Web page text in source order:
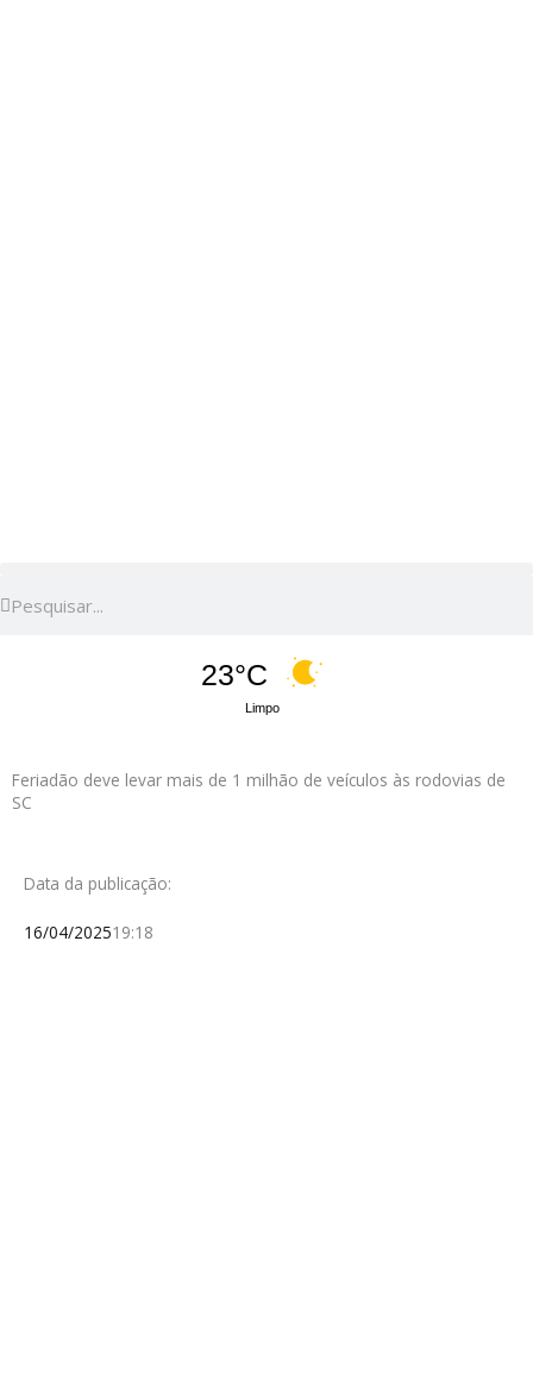
23°C
Limpo
Feriadão deve levar mais de 1 milhão de veículos às rodovias de
SC
Data da publicação:
16/04/202519:18